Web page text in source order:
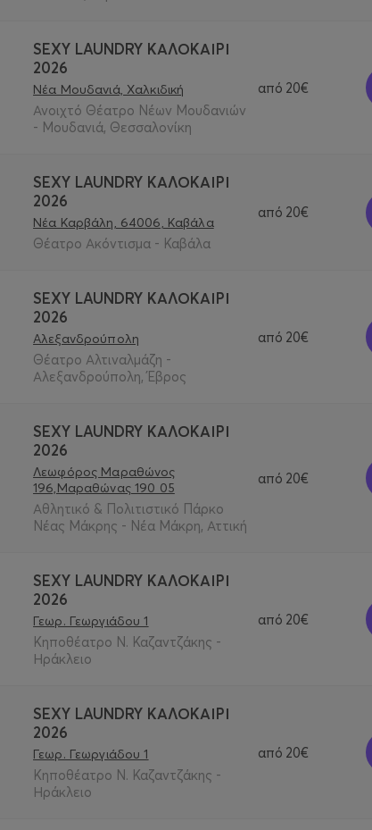
SEXY LAUNDRY ΚΑΛΟΚΑΊΡΙ
2026
Νέα Μουδανιά, Χαλκιδική
Ανοιχτό Θέατρο Νέων Μουδανιών
- Μουδανιά, Θεσσαλονίκη
από 20€
SEXY LAUNDRY ΚΑΛΟΚΑΊΡΙ
2026
Νέα Καρβάλη, 64006, Καβάλα
Θέατρο Ακόντισμα - Καβάλα
από 20€
SEXY LAUNDRY ΚΑΛΟΚΑΊΡΙ
2026
Αλεξανδρούπολη
Θέατρο Αλτιναλμάζη -
Αλεξανδρούπολη, Έβρος
από 20€
SEXY LAUNDRY ΚΑΛΟΚΑΊΡΙ
2026
Λεωφόρος Μαραθώνος
196,Μαραθώνας 190 05
Αθλητικό & Πολιτιστικό Πάρκο
Νέας Μάκρης - Νέα Μάκρη, Αττική
από 20€
SEXY LAUNDRY ΚΑΛΟΚΑΊΡΙ
2026
Γεωρ. Γεωργιάδου 1
Κηποθέατρο Ν. Καζαντζάκης -
Ηράκλειο
από 20€
SEXY LAUNDRY ΚΑΛΟΚΑΊΡΙ
2026
Γεωρ. Γεωργιάδου 1
Κηποθέατρο Ν. Καζαντζάκης -
Ηράκλειο
από 20€